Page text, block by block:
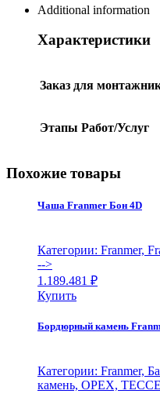
Бордо
quantity
Additional information
Характеристики
Заказ для
Этапы Работ/Услуг
Похожие товары
Чаша Franmer Бон 4D
Категории: Franmer,
-->
1.189.481 ₽
Купить
Бордюрный камень
Категории: Franmer,
камень, ОРЕХ,